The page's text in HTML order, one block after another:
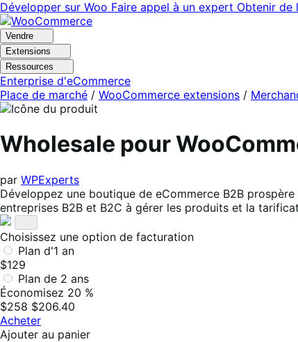
Aller
à
la
navigation
Aller
au
contenu
principal
Développer sur Woo Faire appel à un expert Obtenir de
Vendre
Extensions
Ressources
Enterprise d'eCommerce
Place de marché / WooCommerce extensions /
Wholesale pour
par WPExperts
Développez une boutique de eCommerce B2B
entreprises B2B et B2C à gérer les produits et la
Choisissez une option de facturation
Plan d'1 an
$129
Plan de 2 ans
Économisez 20 %
$258 $206.40
Acheter
Ajouter au panier